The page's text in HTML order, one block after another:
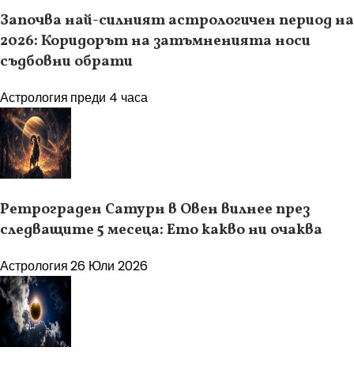
Започва най-силният астрологичен период на
2026: Коридорът на затъмненията носи
съдбовни обрати
Астрология преди 4 часа
Ретрограден Сатурн в Овен вилнее през
следващите 5 месеца: Ето какво ни очаква
Астрология26 Юли 2026